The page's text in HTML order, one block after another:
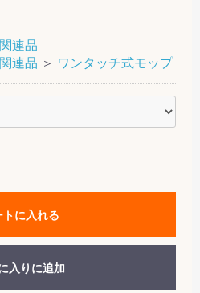
連品
連品 ＞ ワンタッチ式モップ
トに入れる
入りに追加